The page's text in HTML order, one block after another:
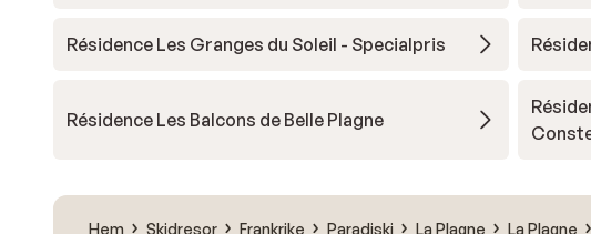
Résidence Les Granges du Soleil - Specialpris
Résidence Les Balcons de Belle Plagne
Hem Skidresor Frankrike Paradiski La Plagne La Plagne